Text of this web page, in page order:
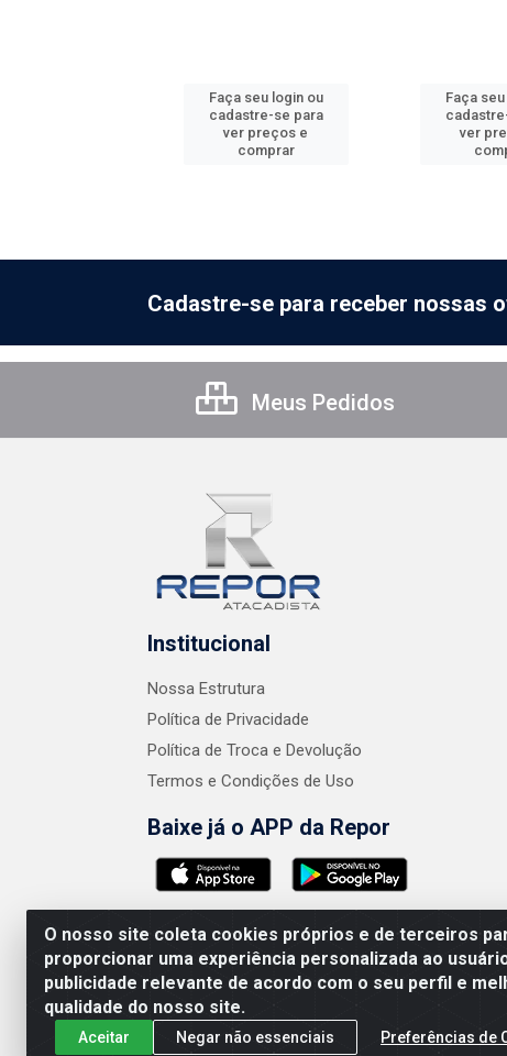
Faça seu login ou
cadastre-se para
ver preços e
comprar
Faça
ver
O nosso site coleta cookies próprios e de terceiros
proporcionar uma experiência personalizada ao
publicidade relevante de acordo com o seu perfil e
qualidade do nosso site.
Aceitar Negar não essenciais Preferências de
Cadastre-se para receber nossas
Meus Pedidos
Institucional
Nossa Estrutura
Política de Privacidade
Política de Troca e Devolução
Termos e Condições de Uso
Baixe já o APP da Repor
AMEV IMPORTADORA E DISTRIBUIDORA